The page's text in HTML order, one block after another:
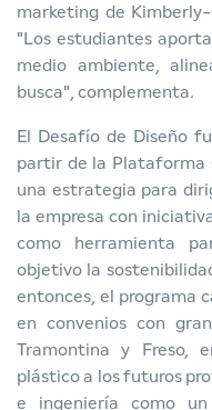
marketing de
"Los estudiantes
medio ambiente,
busca", complementa.
El Desafío de Diseño
partir de la Plataforma
una estrategia para
la empresa con
como herramienta
objetivo la
entonces, el programa
en convenios con
Tramontina y Freso,
plástico a los futuros
e ingeniería como